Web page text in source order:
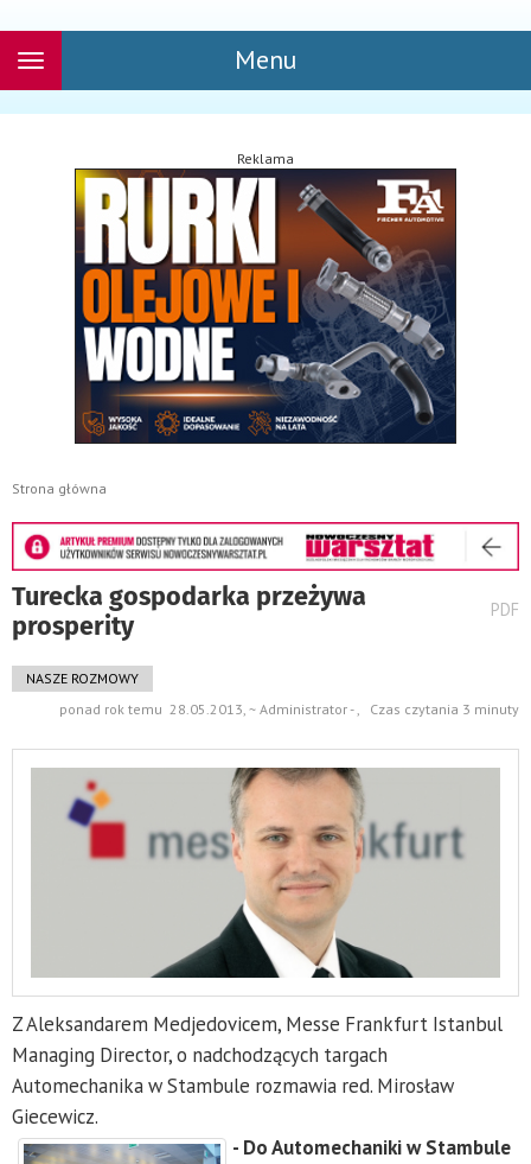
Menu
Rozwiń
Reklama
Strona główna
Turecka gospodarka przeżywa
prosperity
PDF
NASZE ROZMOWY
ponad rok temu 28.05.2013, ~ Administrator - , Czas czytania 3 minuty
Z Aleksandarem Medjedovicem, Messe Frankfurt Istanbul
Managing Director, o nadchodzących targach
Automechanika w Stambule rozmawia red. Mirosław
Giecewicz.
- Do Automechaniki w Stambule